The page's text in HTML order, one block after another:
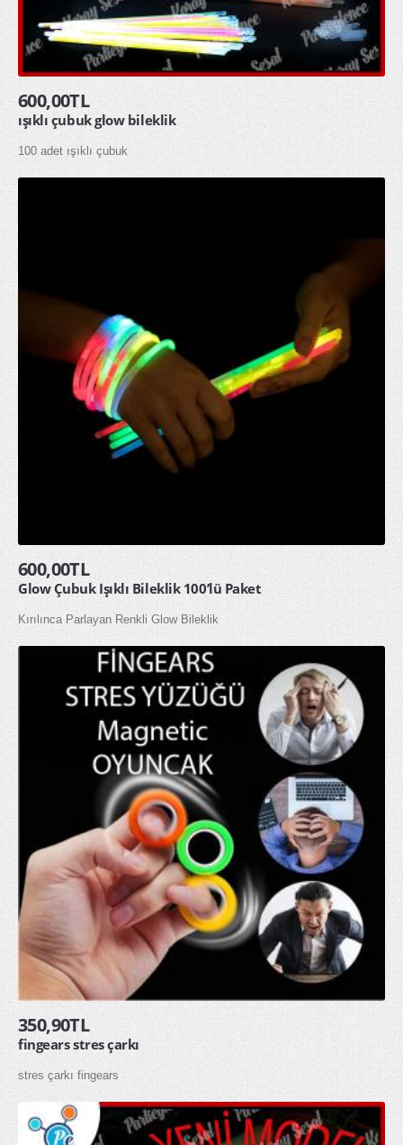
600,00TL
ışıklı çubuk glow bileklik
100 adet ışıklı çubuk
600,00TL
Glow Çubuk Işıklı Bileklik 100’lü Paket
Kırılınca Parlayan Renkli Glow Bileklik
350,90TL
fingears stres çarkı
stres çarkı fingears